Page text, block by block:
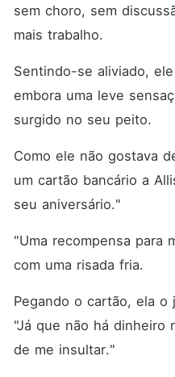
sem choro, sem
mais trabalho.
Sentindo-se aliviado,
embora uma leve
surgido no seu peito.
Como ele não gostava
um cartão bancário a
seu aniversário."
"Uma recompensa para
com uma risada fria.
Pegando o cartão, ela
"Já que não há dinheiro
de me insultar."